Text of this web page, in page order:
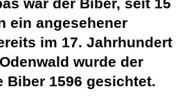
ein angesehener
im 17. Jahrhundert
wurde der
Biber 1596 gesichtet.